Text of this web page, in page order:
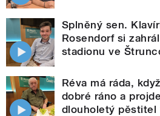
Splněný sen.
Rosendorf si
stadionu ve
Réva má ráda,
dobré ráno a
dlouholetý pěstitel